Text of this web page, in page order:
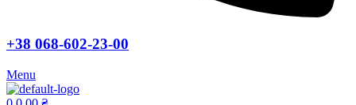
+38 068-602-23-00
Menu